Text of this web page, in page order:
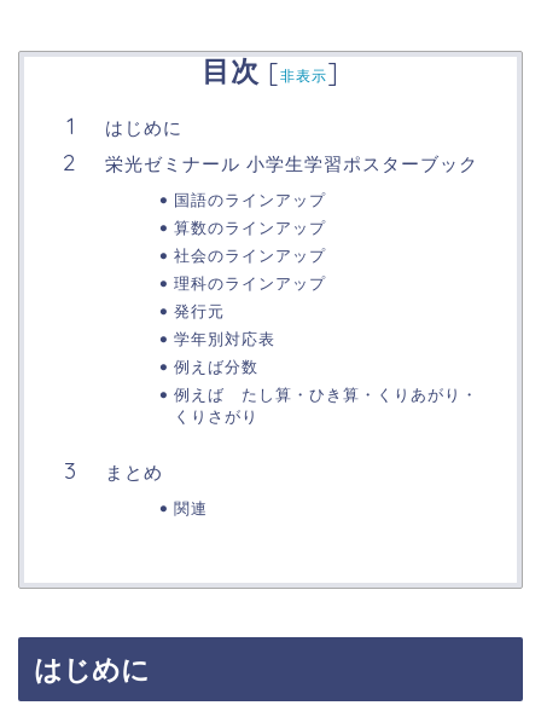
目次 [非表示]
はじめに
栄光ゼミナール 小学生学習ポスターブック
国語のラインアップ
算数のラインアップ
社会のラインアップ
理科のラインアップ
発行元
学年別対応表
例えば分数
例えば たし算・ひき算・くりあがり・
くりさがり
まとめ
関連
はじめに